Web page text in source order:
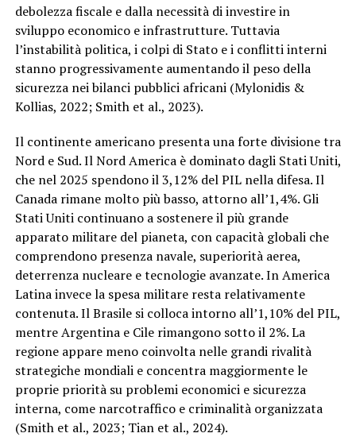
debolezza fiscale e dalla necessità di investire in
sviluppo economico e infrastrutture. Tuttavia
l’instabilità politica, i colpi di Stato e i conflitti interni
stanno progressivamente aumentando il peso della
sicurezza nei bilanci pubblici africani (Mylonidis &
Kollias, 2022; Smith et al., 2023).
Il continente americano presenta una forte divisione tra
Nord e Sud. Il Nord America è dominato dagli Stati Uniti,
che nel 2025 spendono il 3,12% del PIL nella difesa. Il
Canada rimane molto più basso, attorno all’1,4%. Gli
Stati Uniti continuano a sostenere il più grande
apparato militare del pianeta, con capacità globali che
comprendono presenza navale, superiorità aerea,
deterrenza nucleare e tecnologie avanzate. In America
Latina invece la spesa militare resta relativamente
contenuta. Il Brasile si colloca intorno all’1,10% del PIL,
mentre Argentina e Cile rimangono sotto il 2%. La
regione appare meno coinvolta nelle grandi rivalità
strategiche mondiali e concentra maggiormente le
proprie priorità su problemi economici e sicurezza
interna, come narcotraffico e criminalità organizzata
(Smith et al., 2023; Tian et al., 2024).